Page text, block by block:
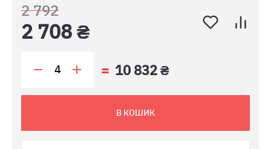
2 792
2 708 ₴
10 832 ₴
В КОШИК